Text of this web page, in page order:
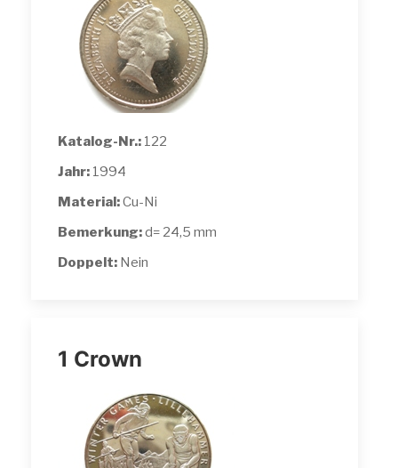
Katalog-Nr.: 122
Jahr: 1994
Material:Cu-Ni
Bemerkung:d= 24,5 mm
Doppelt: Nein
1 Crown